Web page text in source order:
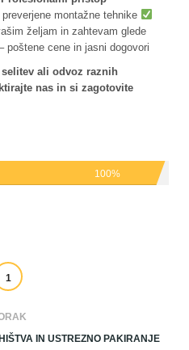
montažne tehnike
željam in zahtevam glede
poštene cene in jasni dogovori
ali odvoz raznih
nas in si zagotovite
100%
1
IN USTREZNO PAKIRANJE